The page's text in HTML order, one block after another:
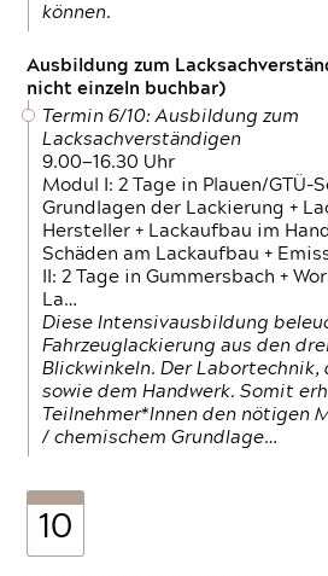
können.
Ausbildung zum
nicht einzeln buchbar)
Termin 6/10: Ausbildung zum
Lacksachverständigen
9.00—16.30 Uhr
Modul I: 2 Tage in Plauen/GTÜ-
Grundlagen der Lackierung +
Hersteller + Lackaufbau im
Schäden am Lackaufbau +
II: 2 Tage in Gummersbach +
La…
Diese Intensivausbildung
Fahrzeuglackierung aus den
Blickwinkeln. Der Labortechnik,
sowie dem Handwerk. Somit
Teilnehmer*Innen den nötigen
/ chemischem Grundlage…
10